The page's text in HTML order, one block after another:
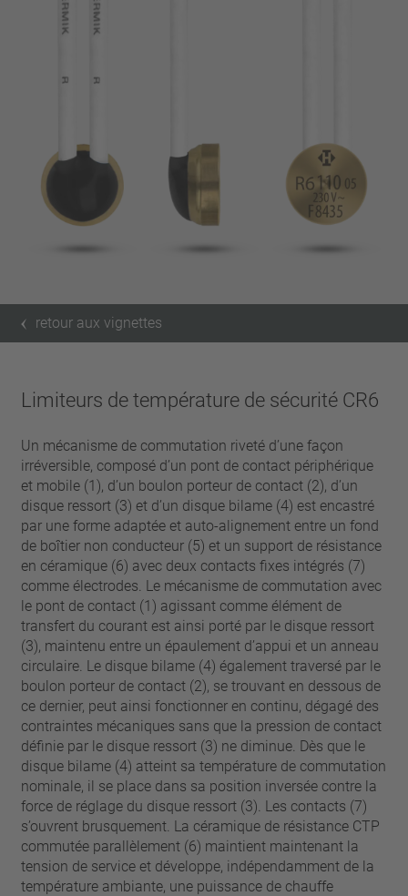
CMJ
retour aux vignettes
Limiteurs de température de sécurité CR6
Un mécanisme de commutation riveté d’une façon
irréversible, composé d’un pont de contact périphérique
et mobile (1), d’un boulon porteur de contact (2), d’un
disque ressort (3) et d’un disque bilame (4) est encastré
par une forme adaptée et auto-alignement entre un fond
de boîtier non conducteur (5) et un support de résistance
en céramique (6) avec deux contacts fixes intégrés (7)
comme électrodes. Le mécanisme de commutation avec
le pont de contact (1) agissant comme élément de
transfert du courant est ainsi porté par le disque ressort
(3), maintenu entre un épaulement d’appui et un anneau
circulaire. Le disque bilame (4) également traversé par le
boulon porteur de contact (2), se trouvant en dessous de
ce dernier, peut ainsi fonctionner en continu, dégagé des
contraintes mécaniques sans que la pression de contact
définie par le disque ressort (3) ne diminue. Dès que le
disque bilame (4) atteint sa température de commutation
nominale, il se place dans sa position inversée contre la
force de réglage du disque ressort (3). Les contacts (7)
s’ouvrent brusquement. La céramique de résistance CTP
commutée parallèlement (6) maintient maintenant la
tension de service et développe, indépendamment de la
température ambiante, une puissance de chauffe